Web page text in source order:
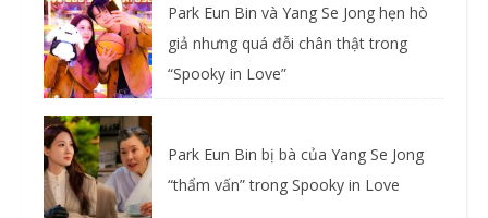
Park Eun Bin và Yang Se Jong hẹn hò
giả nhưng quá đỗi chân thật trong
“Spooky in Love”
Park Eun Bin bị bà của Yang Se Jong
“thẩm vấn” trong Spooky in Love